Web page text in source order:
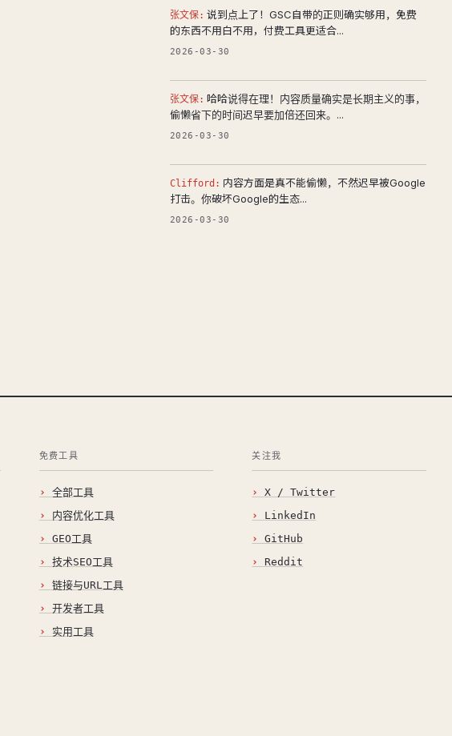
张文保:
的东西不用白不用，付费工具更适合...
2026-03-30
张文保:
偷懒省下的时间迟早要加倍还回来。...
2026-03-30
Clifford:
打击。你破坏Google的生态...
2026-03-30
免费工具
全部工具
内容优化工具
GEO工具
技术SEO工具
链接与URL工具
开发者工具
实用工具
关注我
X / Twitter
LinkedIn
GitHub
Reddit